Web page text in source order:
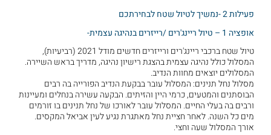
פעילות 2 -נמשיך לטיול שטח לבחירתכם
אופציה 1 – טיול ריינג'רים /רייזרים בנהיגה עצמית-
טיול שטח ברכבי ריינג'רים ורייזרים חדשים מודל 2021 (רביעיות),
המסלול כולל נהיגה עצמית בהצגת רישיון נהיגה, מדריך בראש השיירה.
המסלולים יוצאים מחוות הנדיב.
מסלול נחל תנינים: המסלול עובר בבקעת הנדיב הפורייה בה רבים
הבוסתנים והמטעים, כרמי היין והזיתים. הבקעה עשירה בנחלים ומעיינות
ורבים בה בעלי החיים. המסלול עובר לאורכו של נחל תנינים בו זורמים
מים כל השנה. לאחר חציית נחל מאתגרת נגיע לעין אביאל המקסים.
אורך המסלול שעה וחצי.